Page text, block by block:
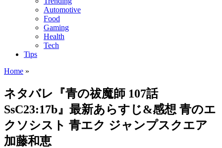
Automotive
Food
Gaming
Health
Tech
Tips
Home »
ネタバレ『青の祓魔師 107話
SsC23:17b』最新あらすじ&感想 青のエ
クソシスト 青エク ジャンプスクエア
加藤和恵